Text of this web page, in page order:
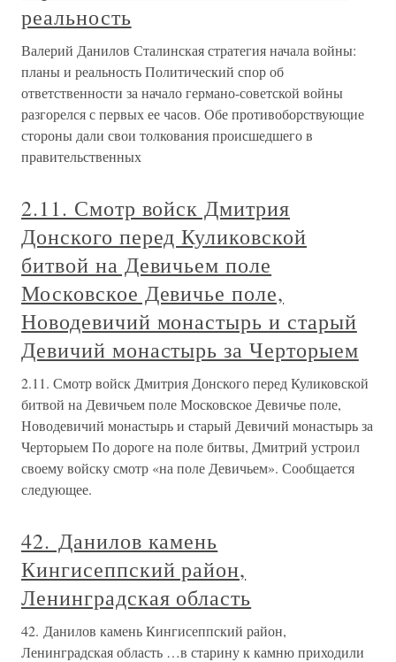
реальность
Валерий Данилов Сталинская стратегия начала войны:
планы и реальность Политический спор об
ответственности за начало германо-советской войны
разгорелся с первых ее часов. Обе противоборствующие
стороны дали свои толкования происшедшего в
правительственных
2.11. Смотр войск Дмитрия
Донского перед Куликовской
битвой на Девичьем поле
Московское Девичье поле,
Новодевичий монастырь и старый
Девичий монастырь за Черторыем
2.11. Смотр войск Дмитрия Донского перед Куликовской
битвой на Девичьем поле Московское Девичье поле,
Новодевичий монастырь и старый Девичий монастырь за
Черторыем По дороге на поле битвы, Дмитрий устроил
своему войску смотр «на поле Девичьем». Сообщается
следующее.
42. Данилов камень
Кингисеппский район,
Ленинградская область
42. Данилов камень Кингисеппский район,
Ленинградская область …в старину к камню приходили